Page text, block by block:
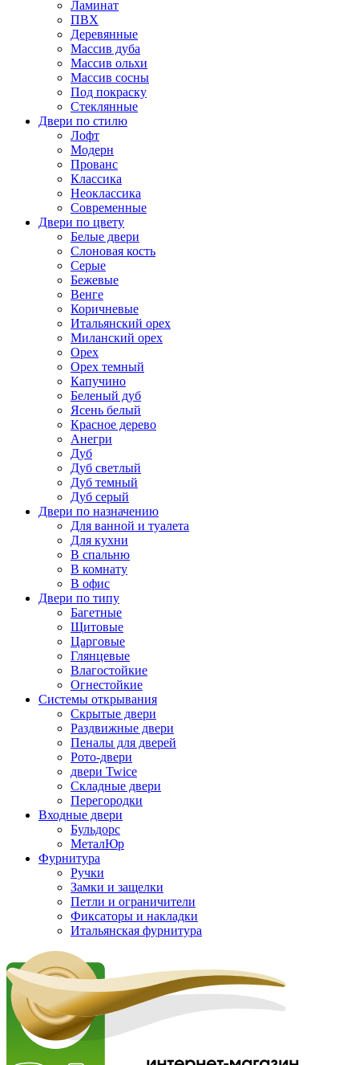
Ламинат
ПВХ
Деревянные
Массив дуба
Массив ольхи
Массив сосны
Под покраску
Стеклянные
Двери по стилю
Лофт
Модерн
Прованс
Классика
Неоклассика
Современные
Двери по цвету
Белые двери
Слоновая кость
Серые
Бежевые
Венге
Коричневые
Итальянский орех
Миланский орех
Орех
Орех темный
Капучино
Беленый дуб
Ясень белый
Красное дерево
Анегри
Дуб
Дуб светлый
Дуб темный
Дуб серый
Двери по назначению
Для ванной и туалета
Для кухни
В спальню
В комнату
В офис
Двери по типу
Багетные
Щитовые
Царговые
Глянцевые
Влагостойкие
Огнестойкие
Системы открывания
Скрытые двери
Раздвижные двери
Пеналы для дверей
Рото-двери
двери Twice
Складные двери
Перегородки
Входные двери
Бульдорс
МеталЮр
Фурнитура
Ручки
Замки и защелки
Петли и ограничители
Фиксаторы и накладки
Итальянская фурнитура